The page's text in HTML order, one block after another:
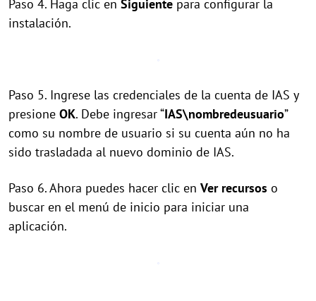
Paso 4. Haga clic en Siguiente para configurar la
instalación.
Paso 5. Ingrese las credenciales de la cuenta de IAS y
presione OK. Debe ingresar “IAS\nombredeusuario”
como su nombre de usuario si su cuenta aún no ha
sido trasladada al nuevo dominio de IAS.
Paso 6. Ahora puedes hacer clic en Ver recursos o
buscar en el menú de inicio para iniciar una
aplicación.